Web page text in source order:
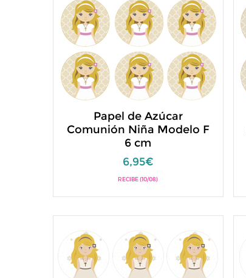
Papel de Azúcar
Comunión Niña Modelo F
6 cm
6,95€
RECIBE (10/08)